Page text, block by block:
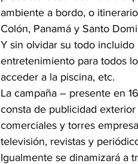
ambiente a bordo, o
Colón, Panamá y Santo
Y sin olvidar su todo
entretenimiento para todos
acceder a la piscina, etc.
La campaña – presente en
consta de publicidad
comerciales y torres
televisión, revistas y
Igualmente se dinamizará a